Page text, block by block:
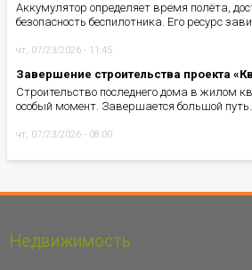
Аккумулятор определяет время полёта,
безопасность беспилотника. Его ресурс
чт, 07/23/2026 - 11:45
Завершение строительства проекта
Строительство последнего дома в жилом
особый момент. Завершается большой путь…
чт, 07/23/2026 - 08:00
Недвижимость